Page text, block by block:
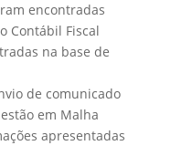
encontradas
Contábil Fiscal
na base de
de comunicado
em Malha
apresentadas